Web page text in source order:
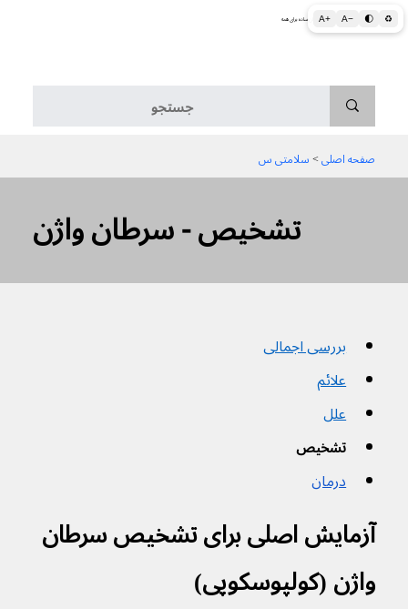
A+ A− 🌓 ♻ اطلاعات پزشکی و بهداشتی به زبان ساده برای همه
صفحه اصلی > سلامتی س
تشخیص - سرطان واژن
بررسی اجمالی
علائم
علل
تشخیص
درمان
آزمایش اصلی برای تشخیص سرطان
واژن (کولپوسکوپی)